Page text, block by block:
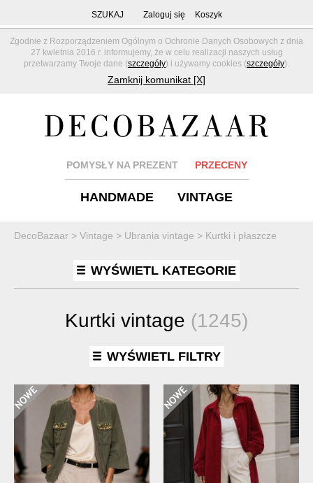
Zgodnie z Rozporządzeniem Ogólnym o Ochronie Danych Osobowych z dnia
27 kwietnia 2016 r. informujemy, że w celu realizacji naszych usług
przetwarzamy Twoje dane (szczegóły) i używamy cookies (szczegóły).
Zamknij komunikat [X]
SZUKAJ Zaloguj się Koszyk
POMYSŁY NA PREZENT PRZECENY
HANDMADE VINTAGE
DecoBazaar > Vintage > Ubrania vintage > Kurtki i płaszcze
WYŚWIETL KATEGORIE
Kurtki vintage (1245)
WYŚWIETL FILTRY